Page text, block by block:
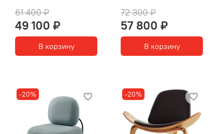
61 400 ₽
49 100 ₽
В корзину
72 300 ₽
57 800 ₽
В корзину
-20% -20%